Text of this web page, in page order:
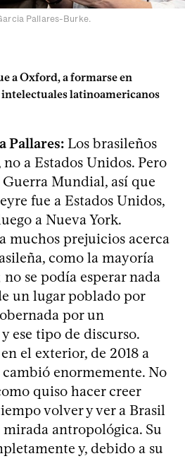
Pallares-Burke.
a Oxford, a formarse en
latinoamericanos
Pallares: Los brasileños
a Estados Unidos. Pero
Mundial, así que
fue a Estados Unidos,
a Nueva York.
muchos prejuicios acerca
como la mayoría
se podía esperar nada
un lugar poblado por
por un
ese tipo de discurso.
el exterior, de 2018 a
cambió enormemente. No
quiso hacer creer
volver y ver a Brasil
antropológica. Su
y, debido a su